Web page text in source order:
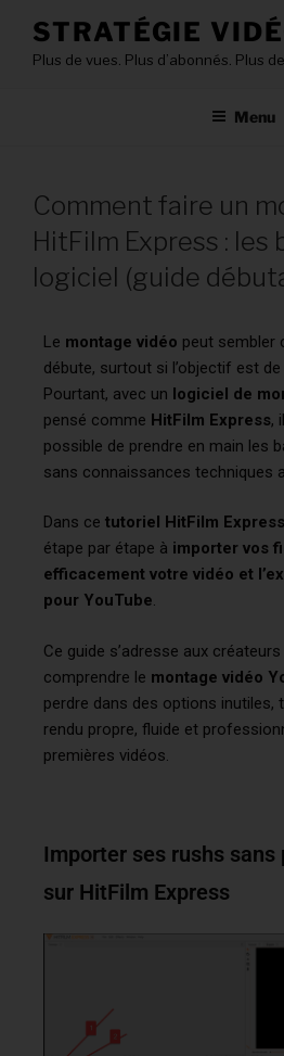
STRATÉGIE
Plus de vues. Plus d’abonnés. Plus
Menu
Comment faire un
HitFilm Express : les
logiciel (guide
Le montage vidéo peut sembler
débute, surtout si l’objectif est de
Pourtant, avec un logiciel de
pensé comme HitFilm Express,
possible de prendre en main les
sans connaissances techniques
Dans ce tutoriel HitFilm Express
étape par étape à importer vos
efficacement votre vidéo et
pour YouTube.
Ce guide s’adresse aux
comprendre le montage vidéo
perdre dans des options inutiles,
rendu propre, fluide et
premières vidéos.
Importer ses rushs sans
sur HitFilm Express